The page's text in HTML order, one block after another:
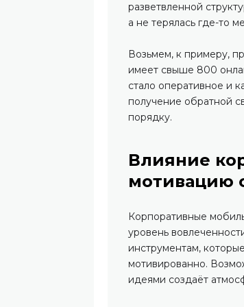
разветвленной
а не терялась где-то
Возьмем, к примеру,
имеет свыше 800
стало оперативное и
получение обратной
порядку.
Влияние
мотивацию
Корпоративные
уровень
инструментам,
мотивированно.
идеями создаёт